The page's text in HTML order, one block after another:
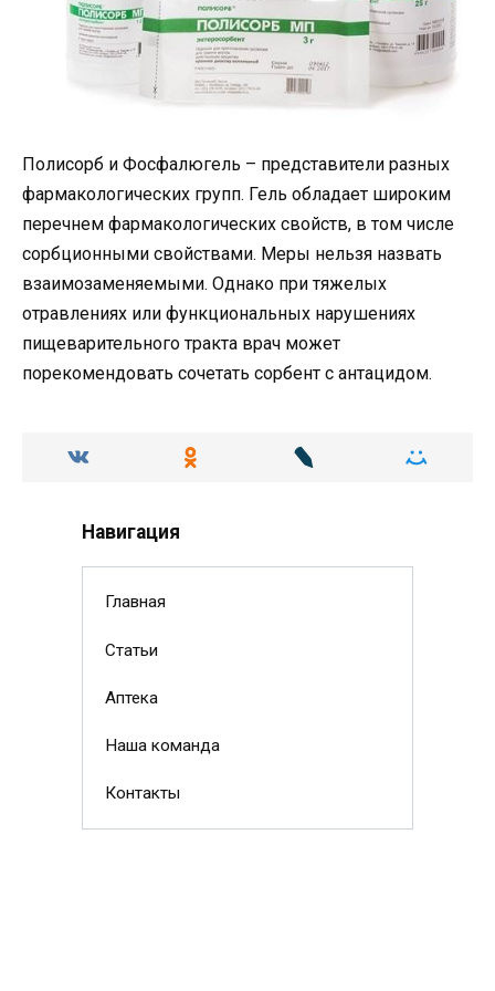
Полисорб и Фосфалюгель – представители разных
фармакологических групп. Гель обладает широким
перечнем фармакологических свойств, в том числе
сорбционными свойствами. Меры нельзя назвать
взаимозаменяемыми. Однако при тяжелых
отравлениях или функциональных нарушениях
пищеварительного тракта врач может
порекомендовать сочетать сорбент с антацидом.
Навигация
Главная
Статьи
Аптека
Наша команда
Контакты